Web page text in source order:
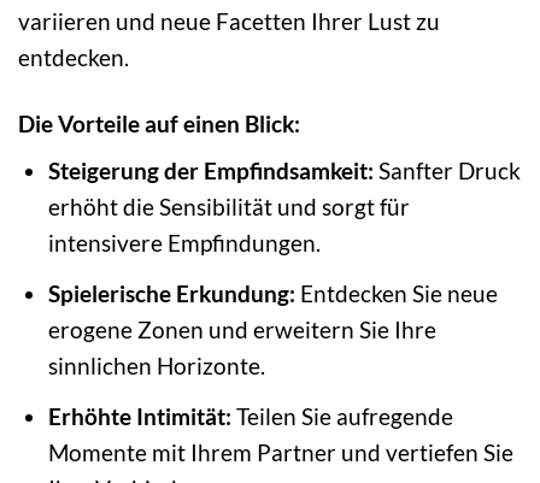
variieren und neue Facetten Ihrer Lust zu
entdecken.
Die Vorteile auf einen Blick:
Steigerung der Empfindsamkeit: Sanfter Druck
erhöht die Sensibilität und sorgt für
intensivere Empfindungen.
Spielerische Erkundung: Entdecken Sie neue
erogene Zonen und erweitern Sie Ihre
sinnlichen Horizonte.
Erhöhte Intimität: Teilen Sie aufregende
Momente mit Ihrem Partner und vertiefen Sie